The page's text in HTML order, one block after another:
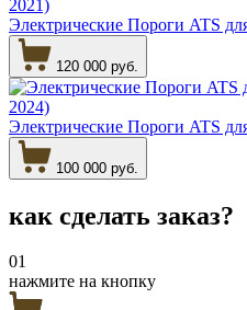
Электрические Пороги ATS
120 000 руб.
Электрические Пороги ATS
100 000 руб.
как сделать заказ?
01
нажмите на кнопку